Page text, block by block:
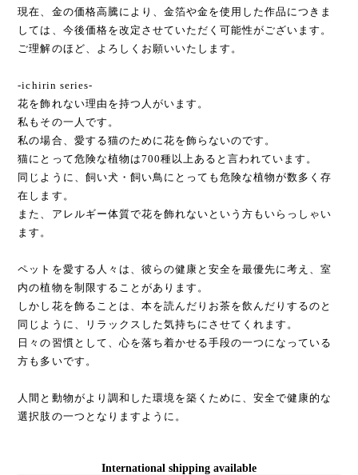
現在、金の価格高騰により、金箔や金を使用した作品につきま
しては、今後価格を改定させていただく可能性がございます。
ご理解のほど、よろしくお願いいたします。
-ichirin series-
花を飾れない理由を持つ人がいます。
私もその一人です。
私の場合、愛する猫のために花を飾らないのです。
猫にとって危険な植物は700種以上あると言われています。
同じように、飼い犬・飼い鳥にとっても危険な植物が数多く存
在します。
また、アレルギー体質で花を飾れないという方もいらっしゃい
ます。
ペットを愛する人々は、彼らの健康と安全を最優先に考え、室
内の植物を制限することがあります。
しかし花を飾ることは、本を読んだりお茶を飲んだりするのと
同じように、リラックスした気持ちにさせてくれます。
日々の習慣として、心を落ち着かせる手段の一つになっている
方も多いです。
人間と動物がより調和した環境を築くために、安全で健康的な
選択肢の一つとなりますように。
International shipping available